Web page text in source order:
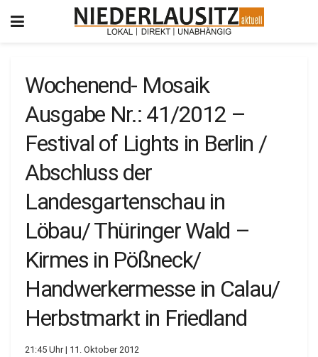
Wochenend- Mosaik
Ausgabe Nr.: 41/2012 –
Festival of Lights in Berlin /
Abschluss der
Landesgartenschau in
Löbau/ Thüringer Wald –
Kirmes in Pößneck/
Handwerkermesse in Calau/
Herbstmarkt in Friedland
21:45 Uhr | 11. Oktober 2012